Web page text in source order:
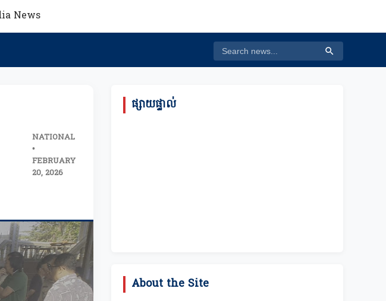
NATIONAL
•
FEBRUARY
20, 2026
ផ្សាយផ្ទាល់
About the Site